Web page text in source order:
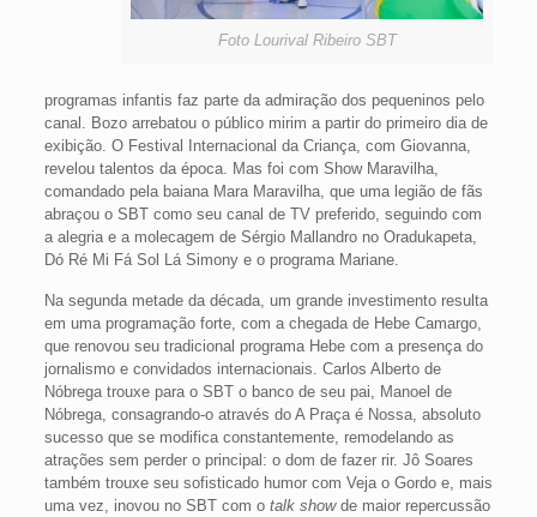
Foto Lourival Ribeiro SBT
programas infantis faz parte da admiração dos pequeninos pelo
canal. Bozo arrebatou o público mirim a partir do primeiro dia de
exibição. O Festival Internacional da Criança, com Giovanna,
revelou talentos da época. Mas foi com Show Maravilha,
comandado pela baiana Mara Maravilha, que uma legião de fãs
abraçou o SBT como seu canal de TV preferido, seguindo com
a alegria e a molecagem de Sérgio Mallandro no Oradukapeta,
Dó Ré Mi Fá Sol Lá Simony e o programa Mariane.
Na segunda metade da década, um grande investimento resulta
em uma programação forte, com a chegada de Hebe Camargo,
que renovou seu tradicional programa Hebe com a presença do
jornalismo e convidados internacionais. Carlos Alberto de
Nóbrega trouxe para o SBT o banco de seu pai, Manoel de
Nóbrega, consagrando-o através do A Praça é Nossa, absoluto
sucesso que se modifica constantemente, remodelando as
atrações sem perder o principal: o dom de fazer rir. Jô Soares
também trouxe seu sofisticado humor com Veja o Gordo e, mais
uma vez, inovou no SBT com o talk showde maior repercussão